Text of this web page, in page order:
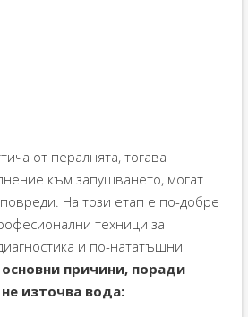
от пералнята, тогава
към запушването, могат
На този етап е по-добре
техници за
и по-нататъшни
причини, поради
източва вода: